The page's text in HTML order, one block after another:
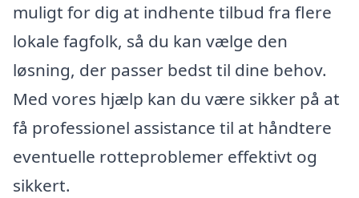
muligt for dig at indhente tilbud fra flere
lokale fagfolk, så du kan vælge den
løsning, der passer bedst til dine behov.
Med vores hjælp kan du være sikker på at
få professionel assistance til at håndtere
eventuelle rotteproblemer effektivt og
sikkert.